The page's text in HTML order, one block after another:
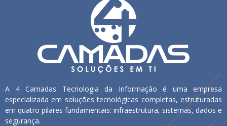
A 4 Camadas Tecnologia da Informação é uma empresa
especializada em soluções tecnológicas completas, estruturadas
em quatro pilares fundamentais: infraestrutura, sistemas, dados e
segurança.